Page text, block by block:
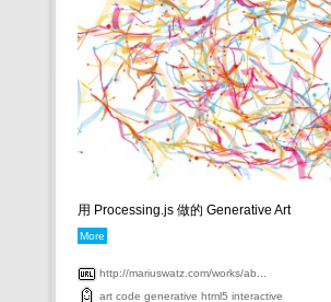
用 Processing.js 做的 Generative Art
More
http://mariuswatz.com/works/ab...
art code generative html5 interactive